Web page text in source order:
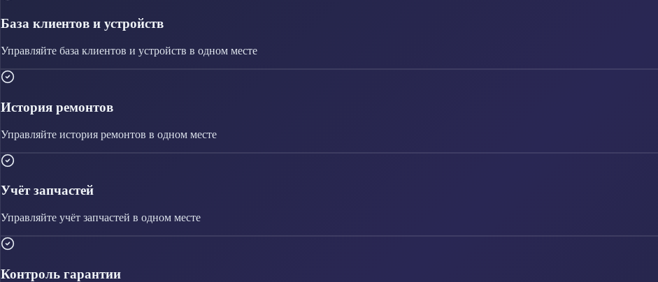
База клиентов и устройств
Управляйте база клиентов и устройств в одном месте
История ремонтов
Управляйте история ремонтов в одном месте
Учёт запчастей
Управляйте учёт запчастей в одном месте
Контроль гарантии